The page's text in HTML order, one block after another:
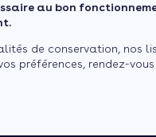
au bon
de conservation, nos
préférences, rendez-
5 min de lecture